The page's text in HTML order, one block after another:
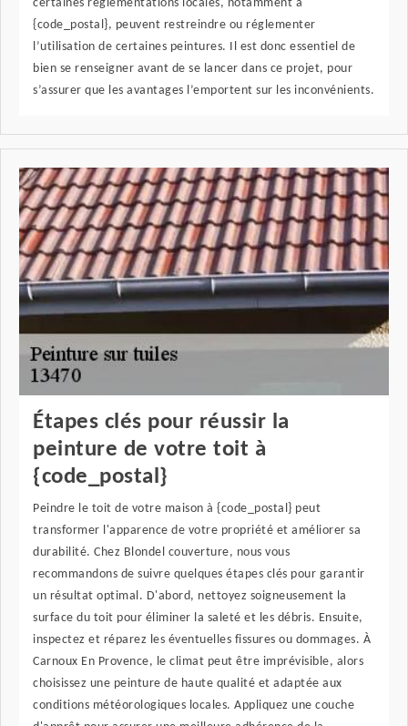
certaines réglementations locales, notamment à
{code_postal}, peuvent restreindre ou réglementer
l’utilisation de certaines peintures. Il est donc essentiel de
bien se renseigner avant de se lancer dans ce projet, pour
s’assurer que les avantages l’emportent sur les inconvénients.
Étapes clés pour réussir la
peinture de votre toit à
{code_postal}
Peindre le toit de votre maison à {code_postal} peut
transformer l'apparence de votre propriété et améliorer sa
durabilité. Chez Blondel couverture, nous vous
recommandons de suivre quelques étapes clés pour garantir
un résultat optimal. D'abord, nettoyez soigneusement la
surface du toit pour éliminer la saleté et les débris. Ensuite,
inspectez et réparez les éventuelles fissures ou dommages. À
Carnoux En Provence, le climat peut être imprévisible, alors
choisissez une peinture de haute qualité et adaptée aux
conditions météorologiques locales. Appliquez une couche